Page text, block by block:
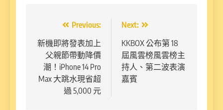
章
導
覽
Previous:
新機即將發表加上
父親節帶動降價
潮！iPhone 14 Pro
Max 大跳水現省超
過 5,000 元
Next:
KKBOX 公布第 18
屆風雲榜風雲榜主
持人、第二波表演
嘉賓